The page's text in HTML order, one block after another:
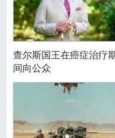
查尔斯国王在癌症治疗
间向公众